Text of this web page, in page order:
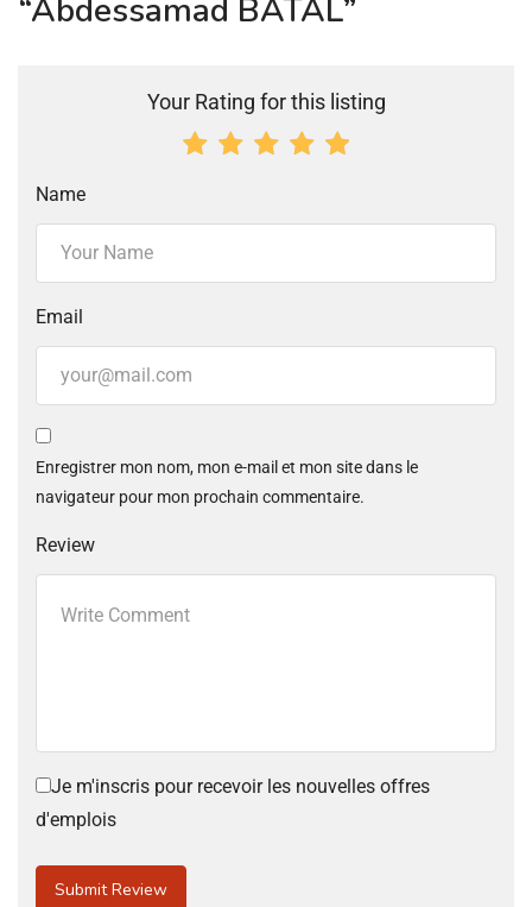
“Abdessamad BATAL”
Your Rating for this listing
Name
Email
Enregistrer mon nom, mon e-mail et mon site dans le
navigateur pour mon prochain commentaire.
Review
Je m'inscris pour recevoir les nouvelles offres
d'emplois